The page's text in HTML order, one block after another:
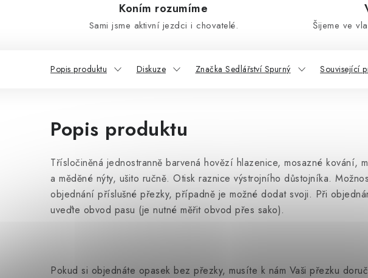
Koním rozumíme
Sami jsme aktivní jezdci i chovatelé. Šijeme ve
Popis produktu Diskuze Značka Sedlářství Spurný Související
Popis produktu
Třísločiněná jednostranně barvená hovězí hlazenice, mosazné kování,
a měděné nýty, ušito ručně. Otisk raznice výstrojního důstojníka.
objednání příslušné přezky, případně je možné dodat svoji. Při
uveďte obvod pasu (je nutné měřit obvod přes sako).
Pokud si objednáte opasek bez přezky, musíte k nám Vaši přezku